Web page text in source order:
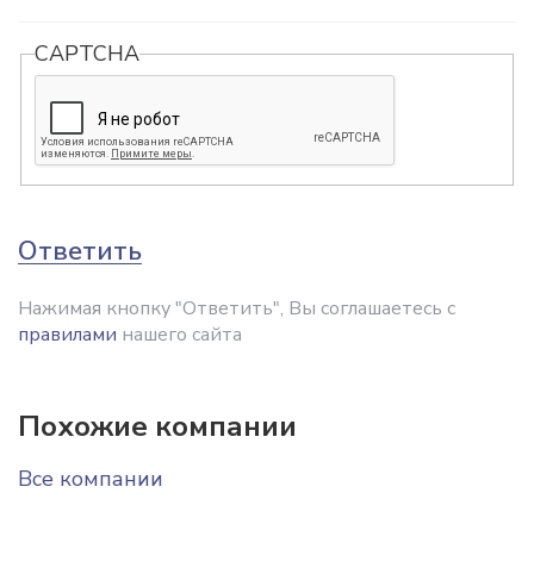
CAPTCHA
Ответить
Нажимая кнопку "Ответить", Вы соглашаетесь с
правилами нашего сайта
Похожие компании
Все компании